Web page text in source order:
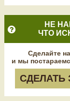
НЕ
ЧТО
Сделайте
и мы
СДЕЛАТЬ